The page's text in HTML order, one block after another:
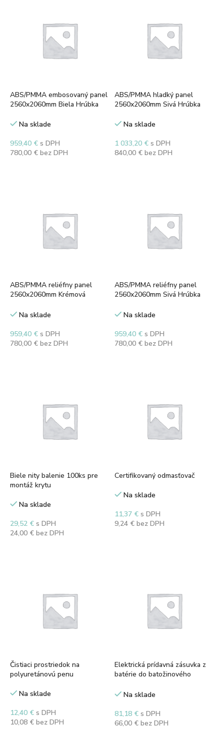
ABS/PMMA embosovaný panel
2560x2060mm Biela Hrúbka
Na sklade
959,40 € s DPH
780,00 € bez DPH
ABS/PMMA hladký panel
2560x2060mm Sivá Hrúbka
Na sklade
1 033,20 € s DPH
840,00 €bez DPH
ABS/PMMA reliéfny panel
2560x2060mm Krémová
Na sklade
959,40 € s DPH
780,00 € bez DPH
ABS/PMMA reliéfny panel
2560x2060mm Sivá Hrúbka
Na sklade
959,40 € s DPH
780,00 €bez DPH
Biele nity balenie 100ks pre
montáž krytu
Na sklade
29,52 € s DPH
24,00 € bez DPH
Certifikovaný odmasťovač
Na sklade
11,37 € s DPH
9,24 €bez DPH
Čistiaci prostriedok na
polyuretánovú penu
Na sklade
12,40 € s DPH
10,08 € bez DPH
Elektrická prídavná zásuvka z
batérie do batožinového
vrátane inštalácie)
Na sklade
81,18 € s DPH
66,00 €bez DPH